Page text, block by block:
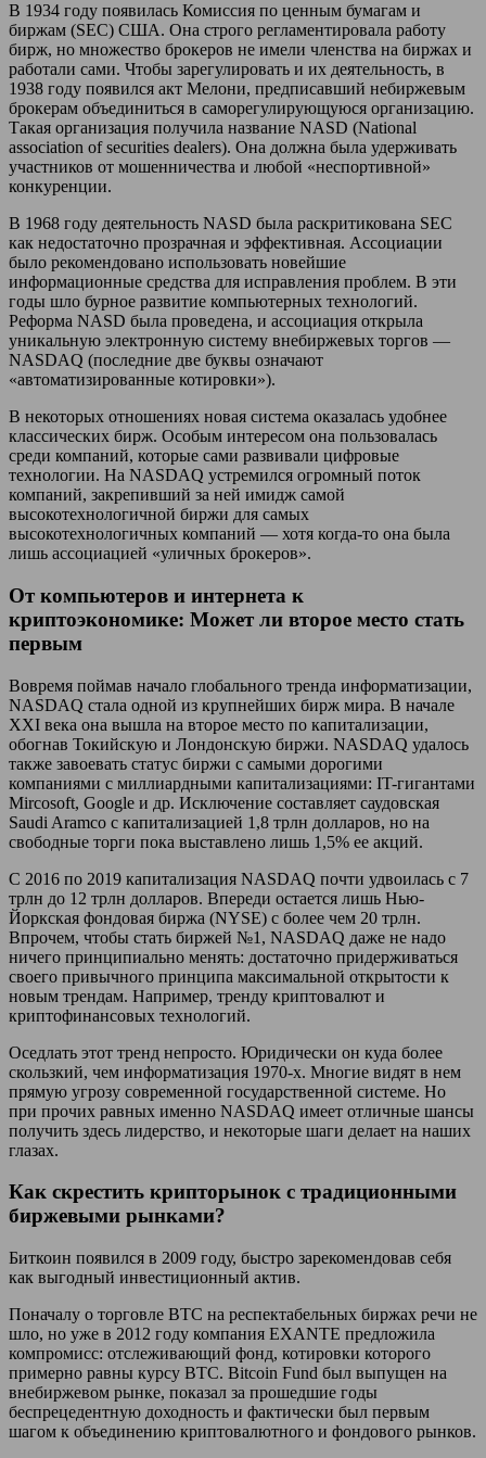
В 1934 году появилась Комиссия по ценным бумагам и
биржам (SEC) США. Она строго регламентировала работу
бирж, но множество брокеров не имели членства на биржах и
работали сами. Чтобы зарегулировать и их деятельность, в
1938 году появился акт Мелони, предписавший небиржевым
брокерам объединиться в саморегулирующуюся организацию.
Такая организация получила название NASD (National
association of securities dealers). Она должна была удерживать
участников от мошенничества и любой «неспортивной»
конкуренции.
В 1968 году деятельность NASD была раскритикована SEC
как недостаточно прозрачная и эффективная. Ассоциации
было рекомендовано использовать новейшие
информационные средства для исправления проблем. В эти
годы шло бурное развитие компьютерных технологий.
Реформа NASD была проведена, и ассоциация открыла
уникальную электронную систему внебиржевых торгов —
NASDAQ (последние две буквы означают
«автоматизированные котировки»).
В некоторых отношениях новая система оказалась удобнее
классических бирж. Особым интересом она пользовалась
среди компаний, которые сами развивали цифровые
технологии. На NASDAQ устремился огромный поток
компаний, закрепивший за ней имидж самой
высокотехнологичной биржи для самых
высокотехнологичных компаний — хотя когда-то она была
лишь ассоциацией «уличных брокеров».
От компьютеров и интернета к
криптоэкономике: Может ли второе место стать
первым
Вовремя поймав начало глобального тренда информатизации,
NASDAQ стала одной из крупнейших бирж мира. В начале
XXI века она вышла на второе место по капитализации,
обогнав Токийскую и Лондонскую биржи. NASDAQ удалось
также завоевать статус биржи с самыми дорогими
компаниями с миллиардными капитализациями: IT-гигантами
Mircosoft, Google и др. Исключение составляет саудовская
Saudi Aramco с капитализацией 1,8 трлн долларов, но на
свободные торги пока выставлено лишь 1,5% ее акций.
С 2016 по 2019 капитализация NASDAQ почти удвоилась с 7
трлн до 12 трлн долларов. Впереди остается лишь Нью-
Йоркская фондовая биржа (NYSE) с более чем 20 трлн.
Впрочем, чтобы стать биржей №1, NASDAQ даже не надо
ничего принципиально менять: достаточно придерживаться
своего привычного принципа максимальной открытости к
новым трендам. Например, тренду криптовалют и
криптофинансовых технологий.
Оседлать этот тренд непросто. Юридически он куда более
скользкий, чем информатизация 1970-х. Многие видят в нем
прямую угрозу современной государственной системе. Но
при прочих равных именно NASDAQ имеет отличные шансы
получить здесь лидерство, и некоторые шаги делает на наших
глазах.
Как скрестить крипторынок с традиционными
биржевыми рынками?
Биткоин появился в 2009 году, быстро зарекомендовав себя
как выгодный инвестиционный актив.
Поначалу о торговле BTC на респектабельных биржах речи не
шло, но уже в 2012 году компания EXANTE предложила
компромисс: отслеживающий фонд, котировки которого
примерно равны курсу BTC. Bitcoin Fund был выпущен на
внебиржевом рынке, показал за прошедшие годы
беспрецедентную доходность и фактически был первым
шагом к объединению криптовалютного и фондового рынков.